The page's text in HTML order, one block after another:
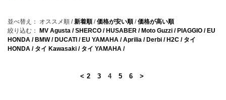
並べ替え： オススメ順 /新着順 /価格が安い順 /価格が高い順
絞り込む：
MV Agusta / SHERCO / HUSABER / Moto Guzzi / PIAGGIO / EU
HONDA / BMW / DUCATI / EU YAMAHA / Aprilia / Derbi / H2C / タイ
HONDA / タイ Kawasaki / タイ YAMAHA /
< 2 3 4 5 6 >